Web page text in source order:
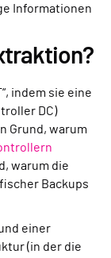
Informationen
indem sie eine
DC)
Grund, warum
warum die
Backups
einer
(in der die